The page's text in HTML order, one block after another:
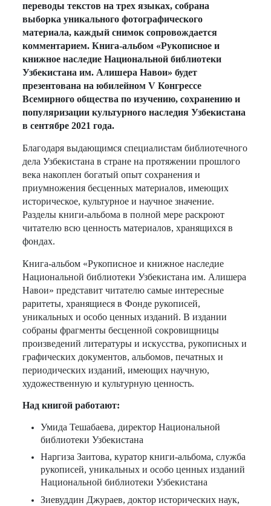
переводы текстов на трех языках, собрана
выборка уникального фотографического
материала, каждый снимок сопровождается
комментарием. Книга-альбом «Рукописное и
книжное наследие Национальной библиотеки
Узбекистана им. Алишера Навои» будет
презентована на юбилейном V Конгрессе
Всемирного общества по изучению, сохранению и
популяризации культурного наследия Узбекистана
в сентябре 2021 года.
Благодаря выдающимся специалистам библиотечного
дела Узбекистана в стране на протяжении прошлого
века накоплен богатый опыт сохранения и
приумножения бесценных материалов, имеющих
историческое, культурное и научное значение.
Разделы книги-альбома в полной мере раскроют
читателю всю ценность материалов, хранящихся в
фондах.
Книга-альбом «Рукописное и книжное наследие
Национальной библиотеки Узбекистана им. Алишера
Навои» представит читателю самые интересные
раритеты, хранящиеся в Фонде рукописей,
уникальных и особо ценных изданий. В издании
собраны фрагменты бесценной сокровищницы
произведений литературы и искусства, рукописных и
графических документов, альбомов, печатных и
периодических изданий, имеющих научную,
художественную и культурную ценность.
Над книгой работают:
Умида Тешабаева, директор Национальной
библиотеки Узбекистана
Наргиза Заитова, куратор книги-альбома, служба
рукописей, уникальных и особо ценных изданий
Национальной библиотеки Узбекистана
Зиевуддин Джураев, доктор исторических наук,